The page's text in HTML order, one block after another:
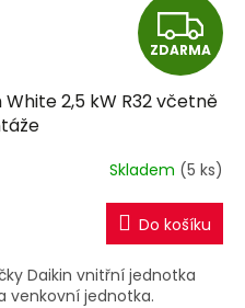
Z
D
A
R
M
A
ZDARMA
White 2,5 kW R32 včetně
Skladem (5 ks)
Do košíku
Daikin vnitřní jednotka
venkovní jednotka.